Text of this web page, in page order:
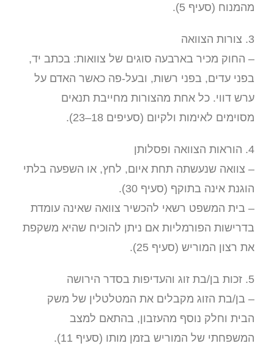
מהמנוח (סעיף 5).
3. צורות הצוואה
– החוק מכיר בארבעה סוגים של צוואות: בכתב יד,
בפני עדים, בפני רשות, ובעל-פה כאשר האדם על
ערש דווי. כל אחת מהצורות מחייבת תנאים
מסוימים לאימות ולקיום (סעיפים 18–23).
4. הוראות הצוואה ופסלותן
– צוואה שנעשתה תחת איום, לחץ, או השפעה בלתי
הוגנת אינה בתוקף (סעיף 30).
– בית המשפט רשאי להכשיר צוואה שאינה עומדת
בדרישות הפורמליות אם ניתן להוכיח שהיא משקפת
את רצון המוריש (סעיף 25).
5. זכות בן/בת זוג והעדיפות בסדר הירושה
– בן/בת הזוג מקבלים את המטלטלין של משק
הבית וחלק נוסף מהעזבון, בהתאם למצב
המשפחתי של המוריש בזמן מותו (סעיף 11).